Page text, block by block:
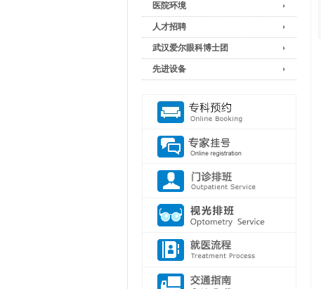
医院环境
人才招聘
武汉爱尔眼科博士团
先进设备